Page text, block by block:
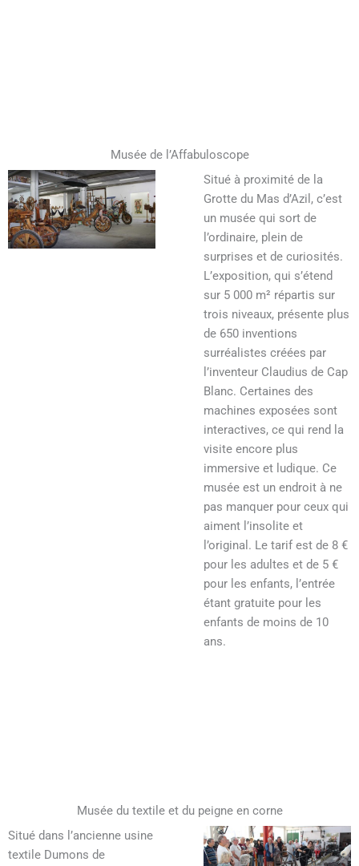
Musée de l’Affabuloscope
Situé à proximité de la
Grotte du Mas d’Azil, c’est
un musée qui sort de
l’ordinaire, plein de
surprises et de curiosités.
L’exposition, qui s’étend
sur 5 000 m² répartis sur
trois niveaux, présente plus
de 650 inventions
surréalistes créées par
l’inventeur Claudius de Cap
Blanc. Certaines des
machines exposées sont
interactives, ce qui rend la
visite encore plus
immersive et ludique. Ce
musée est un endroit à ne
pas manquer pour ceux qui
aiment l’insolite et
l’original. Le tarif est de 8 €
pour les adultes et de 5 €
pour les enfants, l’entrée
étant gratuite pour les
enfants de moins de 10
ans.
Musée du textile et du peigne en corne
Situé dans l’ancienne usine
textile Dumons de